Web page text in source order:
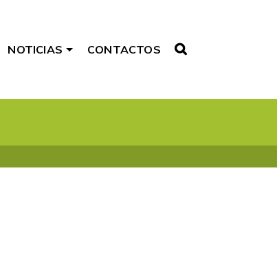
NOTICIAS CONTACTOS